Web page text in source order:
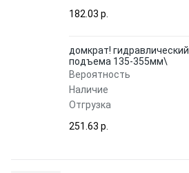
182.03 p.
домкрат!
подъема 135-355мм\
Вероятность
Наличие
Отгрузка
251.63 p.